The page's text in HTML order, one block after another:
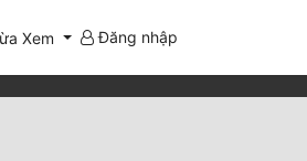
Xem Đăng nhập